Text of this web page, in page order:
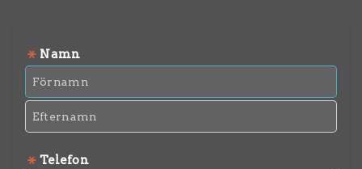
Namn
Telefon